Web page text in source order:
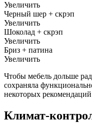
Увеличить
Черный шер + скрэп
Увеличить
Шоколад + скрэп
Увеличить
Бриз + патина
Увеличить
Чтобы мебель дольше
сохраняла
некоторых
Климат-